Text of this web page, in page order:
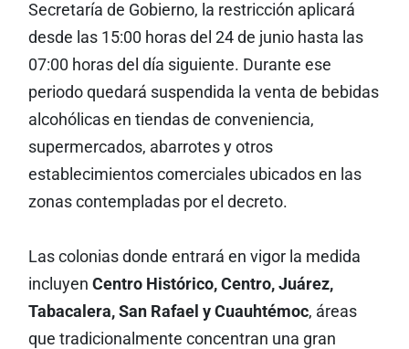
Secretaría de Gobierno, la restricción aplicará
desde las 15:00 horas del 24 de junio hasta las
07:00 horas del día siguiente. Durante ese
periodo quedará suspendida la venta de bebidas
alcohólicas en tiendas de conveniencia,
supermercados, abarrotes y otros
establecimientos comerciales ubicados en las
zonas contempladas por el decreto.
Las colonias donde entrará en vigor la medida
incluyen Centro Histórico, Centro, Juárez,
Tabacalera, San Rafael y Cuauhtémoc, áreas
que tradicionalmente concentran una gran